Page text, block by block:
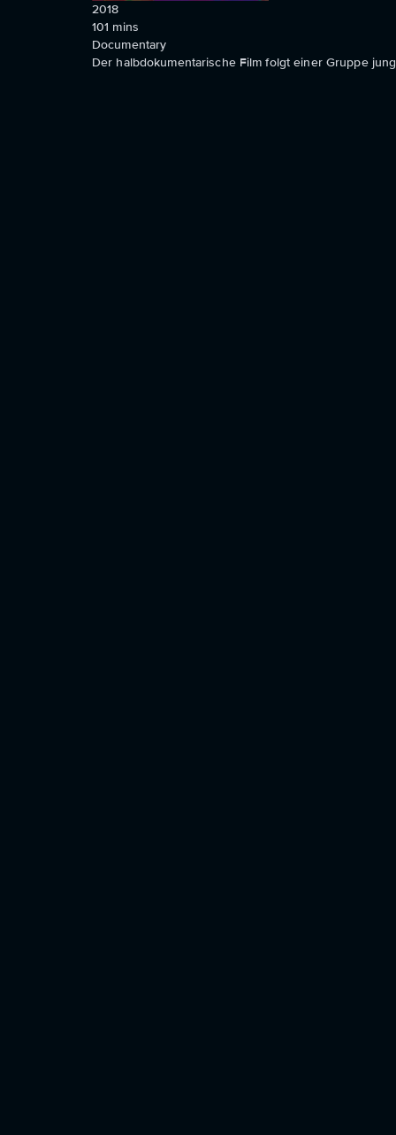
2018
101 mins
Documentary
Der halbdokumentarische Film folgt einer Gruppe